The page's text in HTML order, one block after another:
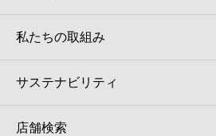
私たちの取組み
サステナビリティ
店舗検索